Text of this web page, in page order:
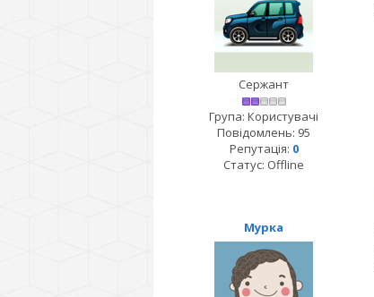
Сержант
Група: Користувачі
Повідомлень: 95
Репутація: 0
Статус: Offline
Мурка